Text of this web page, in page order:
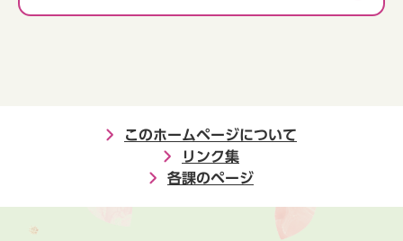
このホームページについて
リンク集
各課のページ